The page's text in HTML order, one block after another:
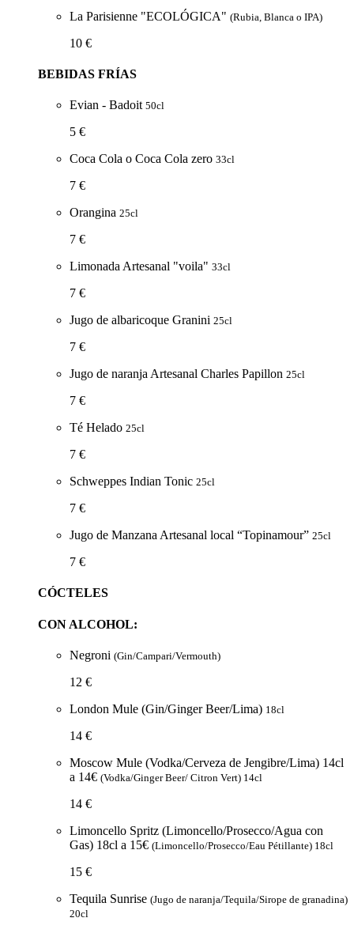
La Parisienne "ECOLÓGICA" (Rubia, Blanca o IPA)
10 €
BEBIDAS FRÍAS
Evian - Badoit 50cl
5 €
Coca Cola o Coca Cola zero 33cl
7 €
Orangina 25cl
7 €
Limonada Artesanal "voila" 33cl
7 €
Jugo de albaricoque Granini 25cl
7 €
Jugo de naranja Artesanal Charles Papillon 25cl
7 €
Té Helado 25cl
7 €
Schweppes Indian Tonic 25cl
7 €
Jugo de Manzana Artesanal local “Topinamour” 25cl
7 €
CÓCTELES
CON ALCOHOL:
Negroni (Gin/Campari/Vermouth)
12 €
London Mule (Gin/Ginger Beer/Lima) 18cl
14 €
Moscow Mule (Vodka/Cerveza de Jengibre/Lima) 14cl
a 14€ (Vodka/Ginger Beer/ Citron Vert) 14cl
14 €
Limoncello Spritz (Limoncello/Prosecco/Agua con
Gas) 18cl a 15€ (Limoncello/Prosecco/Eau Pétillante) 18cl
15 €
Tequila Sunrise (Jugo de naranja/Tequila/Sirope de granadina)
20cl